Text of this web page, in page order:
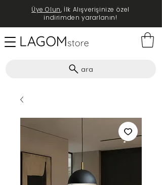
ara
Üye Olun, İlk Alışverişinize özel
indirimden yararlanın!